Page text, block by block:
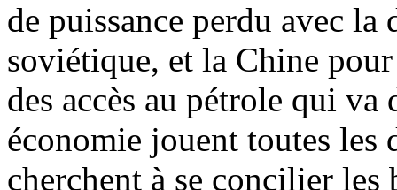
de puissance perdu avec
soviétique, et la Chine
des accès au pétrole qui
économie jouent toutes
cherchent à se concilier les